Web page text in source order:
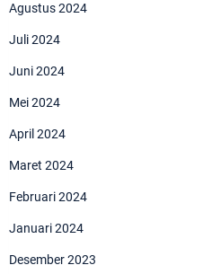
Agustus 2024
Juli 2024
Juni 2024
Mei 2024
April 2024
Maret 2024
Februari 2024
Januari 2024
Desember 2023